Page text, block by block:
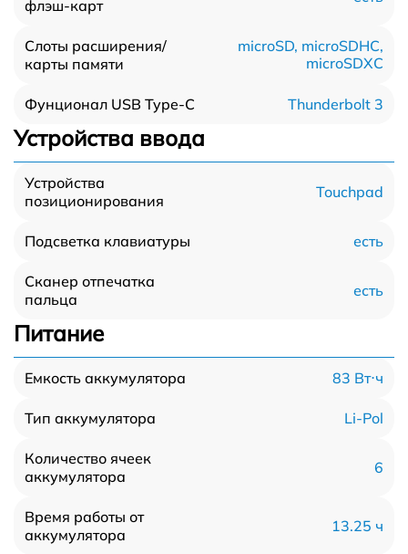
флэш-карт
Слоты расширения/
карты памяти
microSD, microSDHC,
microSDXC
Фунционал USB Type-C Thunderbolt 3
Устройства ввода
Устройства
позиционирования
Touchpad
Подсветка клавиатуры есть
Сканер отпечатка
пальца
есть
Питание
Емкость аккумулятора 83 Вт⋅ч
Тип аккумулятора Li-Pol
Количество ячеек
аккумулятора
6
Время работы от
аккумулятора
13.25 ч